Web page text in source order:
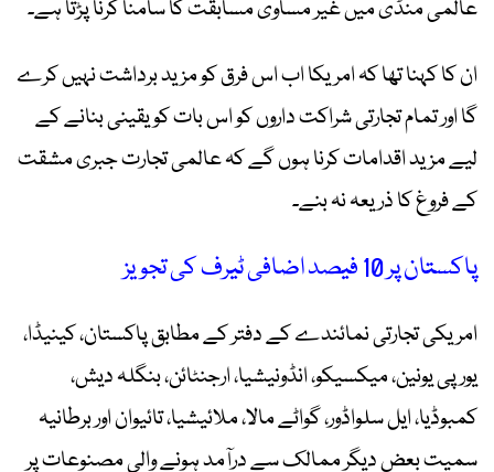
عالمی منڈی میں غیر مساوی مسابقت کا سامنا کرنا پڑتا ہے۔
ان کا کہنا تھا کہ امریکا اب اس فرق کو مزید برداشت نہیں کرے
گا اور تمام تجارتی شراکت داروں کو اس بات کو یقینی بنانے کے
لیے مزید اقدامات کرنا ہوں گے کہ عالمی تجارت جبری مشقت
کے فروغ کا ذریعہ نہ بنے۔
پاکستان پر 10 فیصد اضافی ٹیرف کی تجویز
امریکی تجارتی نمائندے کے دفتر کے مطابق پاکستان، کینیڈا،
یورپی یونین، میکسیکو، انڈونیشیا، ارجنٹائن، بنگلہ دیش،
کمبوڈیا، ایل سلواڈور، گواٹے مالا، ملائیشیا، تائیوان اور برطانیہ
سمیت بعض دیگر ممالک سے درآمد ہونے والی مصنوعات پر